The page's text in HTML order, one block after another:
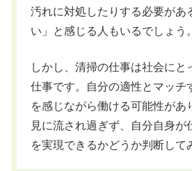
汚れに対処したりする必要があ
い」と感じる人もいるでしょう。
しかし、清掃の仕事は社会にと
仕事です。自分の適性とマッチ
を感じながら働ける可能性があ
見に流され過ぎず、自分自身が
を実現できるかどうか判断して